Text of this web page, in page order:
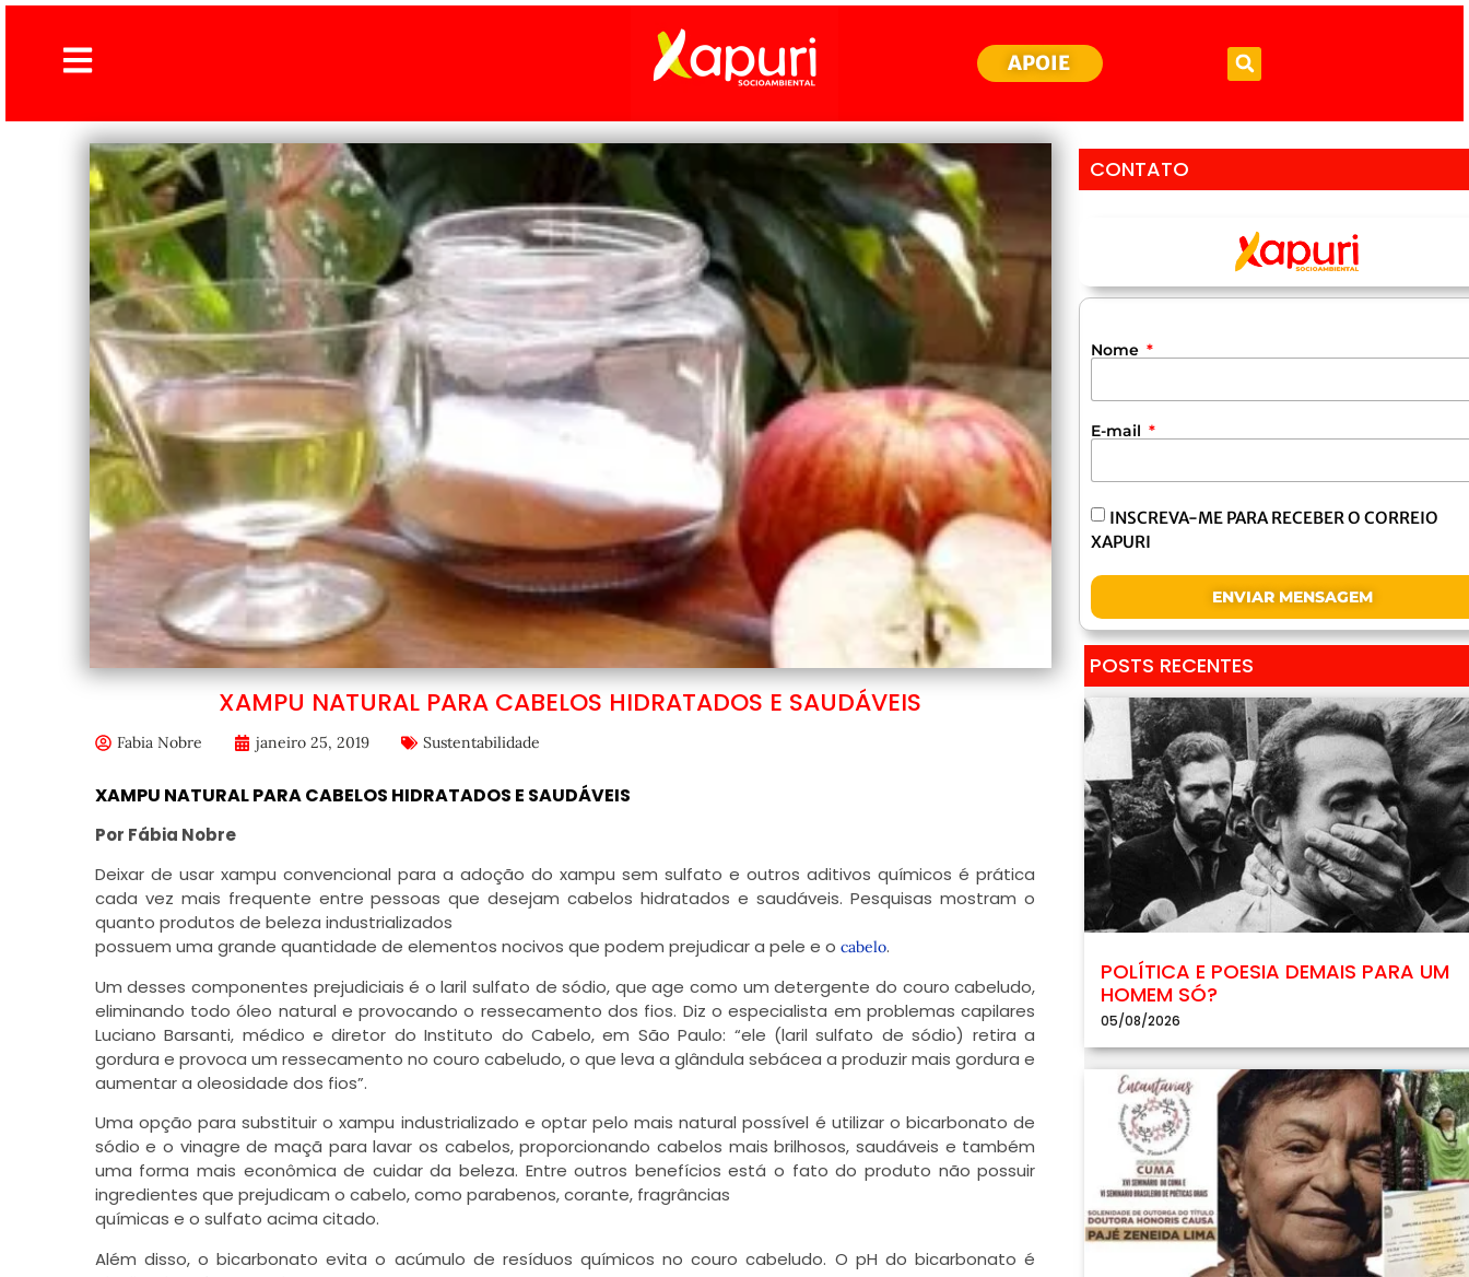
APOIE
XAMPU NATURAL PARA CABELOS HIDRATADOS E SAUDÁVEIS
Fabia Nobre janeiro 25, 2019 Sustentabilidade
XAMPU NATURAL PARA CABELOS HIDRATADOS E SAUDÁVEIS
Por Fábia Nobre
Deixar de usar xampu convencional para a adoção do xampu sem sulfato e outros aditivos químicos é prática
cada vez mais frequente entre pessoas que desejam cabelos hidratados e saudáveis. Pesquisas mostram o
quanto produtos de beleza industrializados
possuem uma grande quantidade de elementos nocivos que podem prejudicar a pele e o cabelo.
Um desses componentes prejudiciais é o laril sulfato de sódio, que age como um detergente do couro cabeludo,
eliminando todo óleo natural e provocando o ressecamento dos fios. Diz o especialista em problemas capilares
Luciano Barsanti, médico e diretor do Instituto do Cabelo, em São Paulo: “ele (laril sulfato de sódio) retira a
gordura e provoca um ressecamento no couro cabeludo, o que leva a glândula sebácea a produzir mais gordura e
aumentar a oleosidade dos fios”.
Uma opção para substituir o xampu industrializado e optar pelo mais natural possível é utilizar o bicarbonato de
sódio e o vinagre de maçã para lavar os cabelos, proporcionando cabelos mais brilhosos, saudáveis e também
uma forma mais econômica de cuidar da beleza. Entre outros benefícios está o fato do produto não possuir
ingredientes que prejudicam o cabelo, como parabenos, corante, fragrâncias
químicas e o sulfato acima citado.
Além disso, o bicarbonato evita o acúmulo de resíduos químicos no couro cabeludo. O pH do bicarbonato é
CONTATO
Nome
E-mail
INSCREVA-ME PARA RECEBER O CORREIO
XAPURI
ENVIAR MENSAGEM
POSTS RECENTES
POLÍTICA E POESIA DEMAIS PARA UM
HOMEM SÓ?
05/08/2026